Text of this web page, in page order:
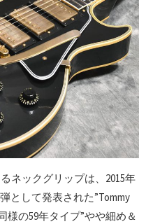
ネックグリップは、2015年
として発表された”Tommy
様の59年タイプ”やや細め＆